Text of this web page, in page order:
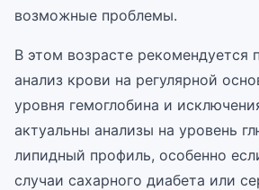
возможные проблемы.
В этом возрасте рекомендуется
анализ крови на регулярной
уровня гемоглобина и
актуальны анализы на уровень
липидный профиль, особенно
случаи сахарного диабета или